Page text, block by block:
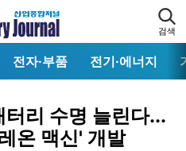
검색
전자·부품 전기·에너지
리 수명 늘린다...
온 맥신' 개발